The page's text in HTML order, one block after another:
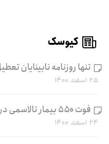
کیوسک
تنها روزنامه نابینایان
۲۵ اسفند ۱۴۰۰
فوت ۵۵۰ بیمار تالاسمی در سه سال اخیر
۲۴ اسفند ۱۴۰۰